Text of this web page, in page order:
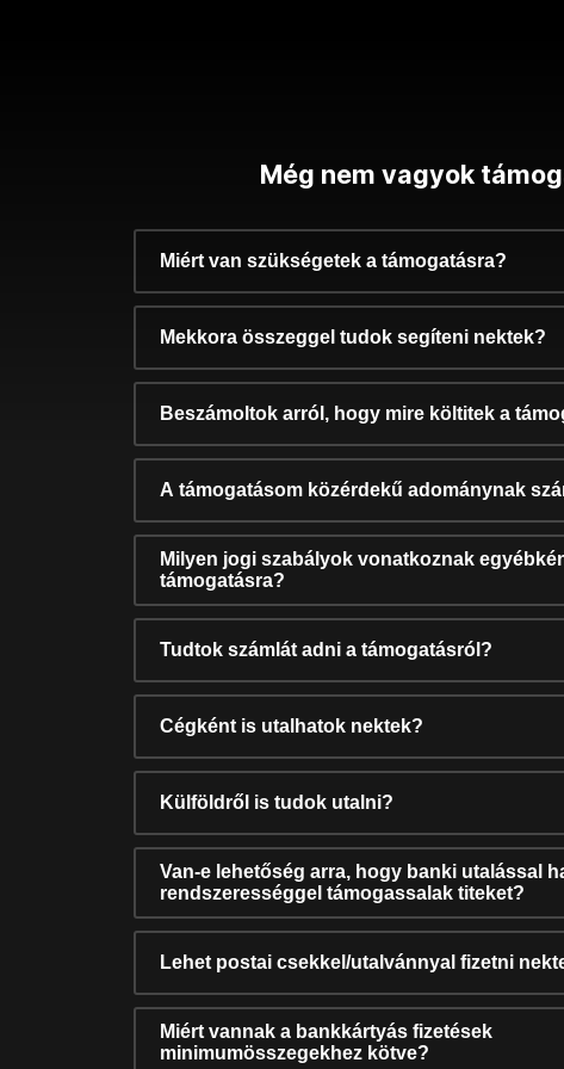
Még nem vagyok
Miért van szükségetek a támogatásra?
Mekkora összeggel tudok segíteni nektek?
Beszámoltok arról, hogy mire költitek a
A támogatásom közérdekű adománynak
Milyen jogi szabályok vonatkoznak
támogatásra?
Tudtok számlát adni a támogatásról?
Cégként is utalhatok nektek?
Külföldről is tudok utalni?
Van-e lehetőség arra, hogy banki utalással
rendszerességgel támogassalak titeket?
Lehet postai csekkel/utalvánnyal fizetni
Miért vannak a bankkártyás fizetések
minimumösszegekhez kötve?